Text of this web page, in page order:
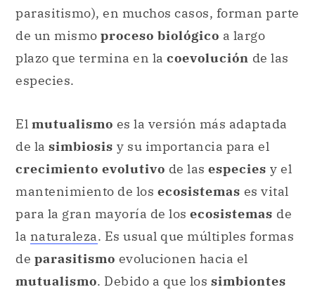
parasitismo), en muchos casos, forman parte
de un mismo proceso biológico a largo
plazo que termina en la coevolución de las
especies.
El mutualismo es la versión más adaptada
de la simbiosis y su importancia para el
crecimiento evolutivo de las especies y el
mantenimiento de los ecosistemas es vital
para la gran mayoría de los ecosistemas de
la naturaleza. Es usual que múltiples formas
de parasitismo evolucionen hacia el
mutualismo. Debido a que los simbiontes